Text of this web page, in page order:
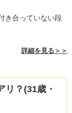
き合っていない段
詳細を見る＞＞
リ？(31歳・